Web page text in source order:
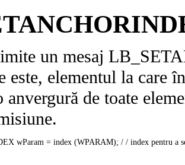
un mesaj
este, elementul la care
anvergură de toate
wParam = index (WPARAM); / / index pentru a